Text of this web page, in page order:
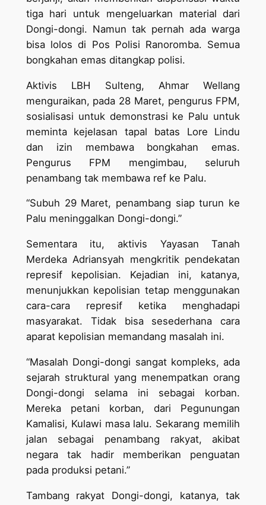
tiga hari untuk mengeluarkan material dari
Dongi-dongi. Namun tak pernah ada warga
bisa lolos di Pos Polisi Ranoromba. Semua
bongkahan emas ditangkap polisi.
Aktivis LBH Sulteng, Ahmar Wellang
menguraikan, pada 28 Maret, pengurus FPM,
sosialisasi untuk demonstrasi ke Palu untuk
meminta kejelasan tapal batas Lore Lindu
dan izin membawa bongkahan emas.
Pengurus FPM mengimbau, seluruh
penambang tak membawa ref ke Palu.
“Subuh 29 Maret, penambang siap turun ke
Palu meninggalkan Dongi-dongi.”
Sementara itu, aktivis Yayasan Tanah
Merdeka Adriansyah mengkritik pendekatan
represif kepolisian. Kejadian ini, katanya,
menunjukkan kepolisian tetap menggunakan
cara-cara represif ketika menghadapi
masyarakat. Tidak bisa sesederhana cara
aparat kepolisian memandang masalah ini.
“Masalah Dongi-dongi sangat kompleks, ada
sejarah struktural yang menempatkan orang
Dongi-dongi selama ini sebagai korban.
Mereka petani korban, dari Pegunungan
Kamalisi, Kulawi masa lalu. Sekarang memilih
jalan sebagai penambang rakyat, akibat
negara tak hadir memberikan penguatan
pada produksi petani.”
Tambang rakyat Dongi-dongi, katanya, tak